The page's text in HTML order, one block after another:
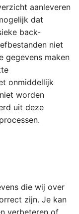
aanleveren
dat
back-
niet
gegevens maken
onmiddellijk
worden
uit deze
die wij over
zijn. Je kan
verbeteren of